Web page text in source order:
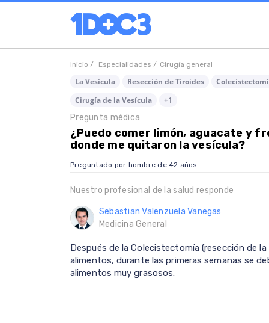
Inicio / Especialidades / Cirugía general
La Vesícula Resección de Tiroides
Cirugía de la Vesícula
+1
Pregunta médica
¿Puedo comer limón, aguacate y
donde me quitaron la vesícula?
Preguntado por hombre de 42 años
Nuestro profesional de la salud responde
Sebastian Valenzuela Vanegas
Medicina General
Después de la Colecistectomía (resección de
alimentos, durante las primeras semanas se
alimentos muy grasosos.